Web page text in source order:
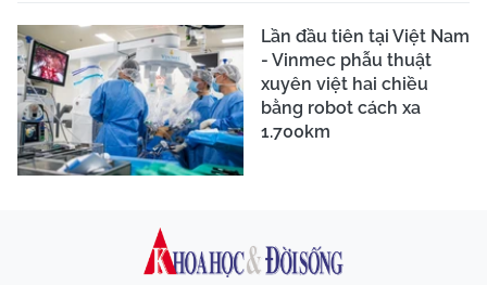
Lần đầu tiên tại Việt Nam
- Vinmec phẫu thuật
xuyên việt hai chiều
bằng robot cách xa
1.700km